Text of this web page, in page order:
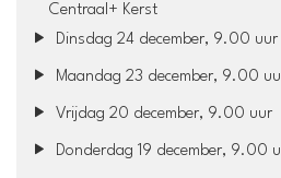
Centraal+ Kerst
Dinsdag 24 december, 9.00 uur
Maandag 23 december, 9.00
Vrijdag 20 december, 9.00 uur
Donderdag 19 december, 9.00